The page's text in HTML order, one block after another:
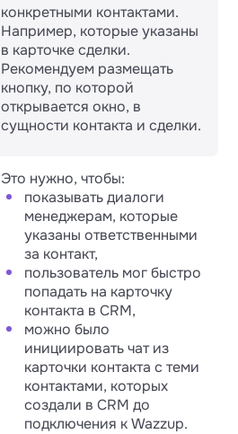
конкретными контактами.
Например, которые указаны
в карточке сделки.
Рекомендуем размещать
кнопку, по которой
открывается окно, в
сущности контакта и сделки.
Это нужно, чтобы:
показывать диалоги
менеджерам, которые
указаны ответственными
за контакт,
пользователь мог быстро
попадать на карточку
контакта в CRM,
можно было
инициировать чат из
карточки контакта с теми
контактами, которых
создали в CRM до
подключения к Wazzup.